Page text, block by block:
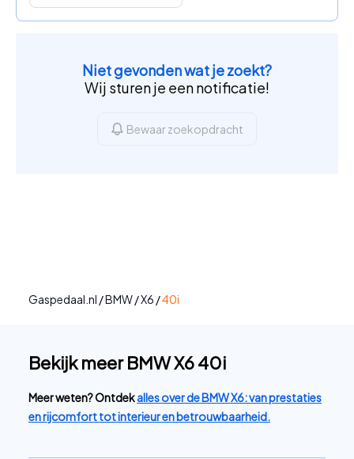
Niet gevonden wat je zoekt?
Wij sturen je een notificatie!
Bewaar zoekopdracht
Gaspedaal.nl /BMW/X6 /40i
Bekijk meer BMW X6 40i
Meer weten? Ontdekalles over de BMW X6: van prestaties
en rijcomfort tot interieur en betrouwbaarheid.